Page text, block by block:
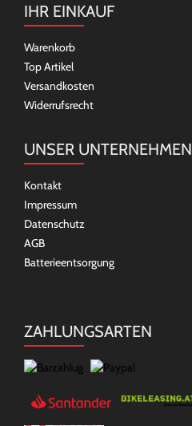
IHR EINKAUF
Warenkorb
Top Artikel
Versandkosten
Widerrufsrecht
UNSER UNTERNEHMEN
Kontakt
Impressum
Datenschutz
AGB
Batterieentsorgung
ZAHLUNGSARTEN